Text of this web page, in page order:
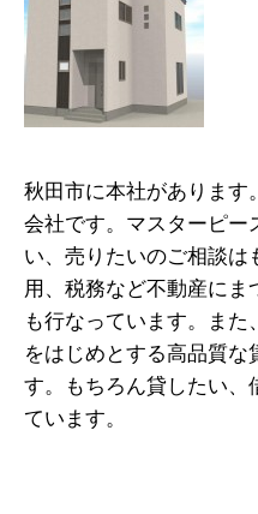
秋田市に本社があります
会社です。マスターピー
い、売りたいのご相談は
用、税務など不動産に
も行なっています。ま
をはじめとする高品質な
す。もちろん貸したい、
ています。